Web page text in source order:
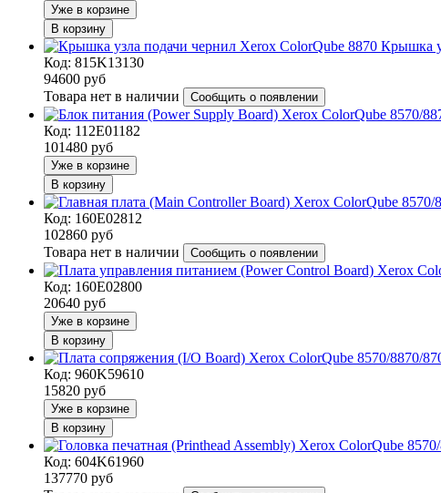
Уже в корзине
В корзину
Крышка
Код: 815K13130
94600 руб
Товара нет в наличии
Сообщить о появлении
Код: 112E01182
101480 руб
Уже в корзине
В корзину
Код: 160E02812
102860 руб
Товара нет в наличии
Сообщить о появлении
Код: 160E02800
20640 руб
Уже в корзине
В корзину
Код: 960K59610
15820 руб
Уже в корзине
В корзину
Код: 604K61960
137770 руб